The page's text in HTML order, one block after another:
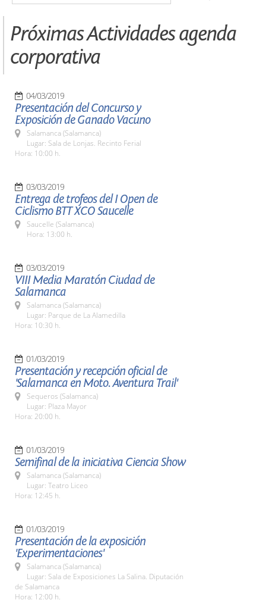
Próximas Actividades agenda
corporativa
04/03/2019
Presentación del Concurso y
Exposición de Ganado Vacuno
Salamanca (Salamanca)
Lugar: Sala de Lonjas. Recinto Ferial
Hora: 10:00 h.
03/03/2019
Entrega de trofeos del I Open de
Ciclismo BTT XCO Saucelle
Saucelle (Salamanca)
Hora: 13:00 h.
03/03/2019
VIII Media Maratón Ciudad de
Salamanca
Salamanca (Salamanca)
Lugar: Parque de La Alamedilla
Hora: 10:30 h.
01/03/2019
Presentación y recepción oficial de
'Salamanca en Moto. Aventura Trail'
Sequeros (Salamanca)
Lugar: Plaza Mayor
Hora: 20:00 h.
01/03/2019
Semifinal de la iniciativa Ciencia Show
Salamanca (Salamanca)
Lugar: Teatro Liceo
Hora: 12:45 h.
01/03/2019
Presentación de la exposición
'Experimentaciones'
Salamanca (Salamanca)
Lugar: Sala de Exposiciones La Salina. Diputación
de Salamanca
Hora: 12:00 h.